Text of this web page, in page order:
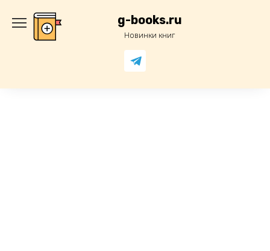
содержанию
g-books.ru
Новинки книг